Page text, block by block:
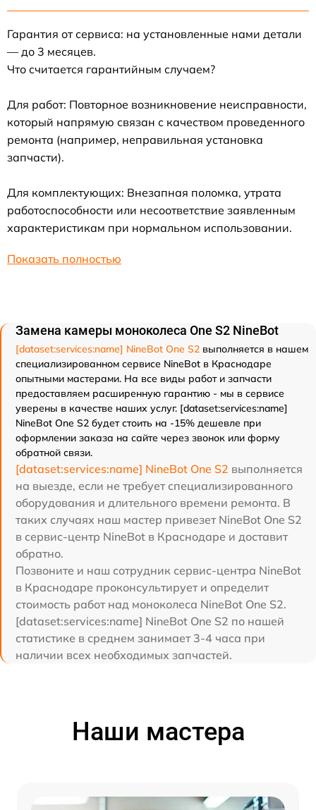
Гарантия от сервиса: на установленные нами детали
— до 3 месяцев.
Что считается гарантийным случаем?
Для работ: Повторное возникновение неисправности,
который напрямую связан с качеством проведенного
ремонта (например, неправильная установка
запчасти).
Для комплектующих: Внезапная поломка, утрата
работоспособности или несоответствие заявленным
характеристикам при нормальном использовании.
Показать полностью
Замена камеры моноколеса One S2 NineBot
[dataset:services:name] NineBot One S2 выполняется в нашем
специализированном сервисе NineBot в Краснодаре
опытными мастерами. На все виды работ и запчасти
предоставляем расширенную гарантию - мы в сервисе
уверены в качестве наших услуг. [dataset:services:name]
NineBot One S2 будет стоить на -15% дешевле при
оформлении заказа на сайте через звонок или форму
обратной связи.
[dataset:services:name] NineBot One S2 выполняется
на выезде, если не требует специализированного
оборудования и длительного времени ремонта. В
таких случаях наш мастер привезет NineBot One S2
в сервис-центр NineBot в Краснодаре и доставит
обратно.
Позвоните и наш сотрудник сервис-центра NineBot
в Краснодаре проконсультирует и определит
стоимость работ над моноколеса NineBot One S2.
[dataset:services:name] NineBot One S2 по нашей
статистике в среднем занимает 3-4 часа при
наличии всех необходимых запчастей.
Наши мастера